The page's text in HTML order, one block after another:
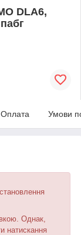
DLA6,
Оплата Умови
Однак,
натискання